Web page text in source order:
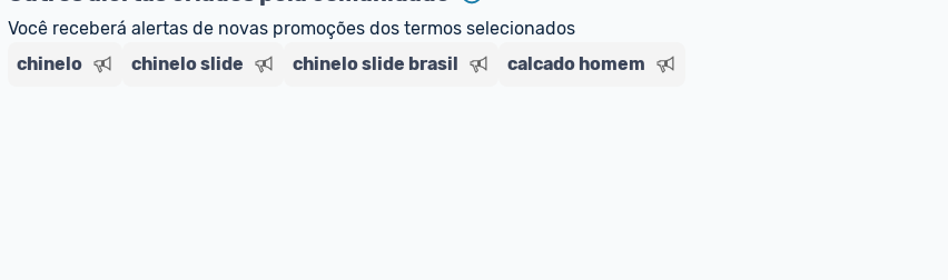
Você receberá alertas de novas promoções dos termos selecionados
chinelo
chinelo slide chinelo slide brasil calcado homem